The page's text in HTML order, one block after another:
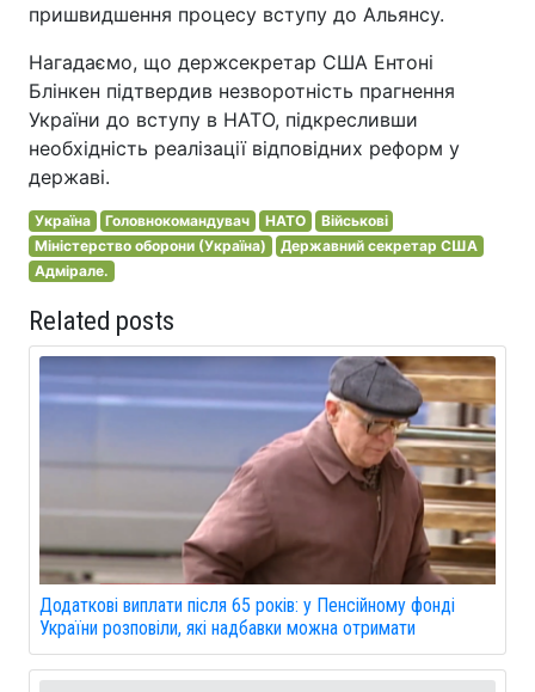
пришвидшення процесу вступу до Альянсу.
Нагадаємо, що держсекретар США Ентоні
Блінкен підтвердив незворотність прагнення
України до вступу в НАТО, підкресливши
необхідність реалізації відповідних реформ у
державі.
Україна Головнокомандувач НАТО
Військові
Міністерство оборони (Україна)
Державний секретар США
Адмірале.
Related posts
Додаткові виплати після 65 років: у Пенсійному фонді
України розповіли, які надбавки можна отримати